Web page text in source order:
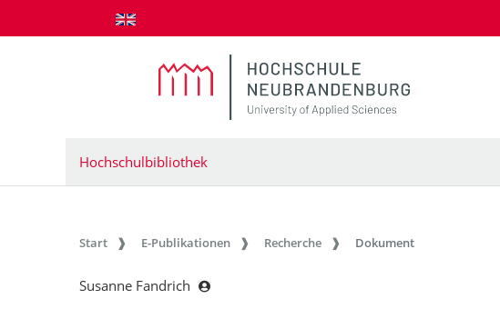
zum Inhalt springen
Hochschulbibliothek
Start E-Publikationen Recherche Dokument
Susanne Fandrich